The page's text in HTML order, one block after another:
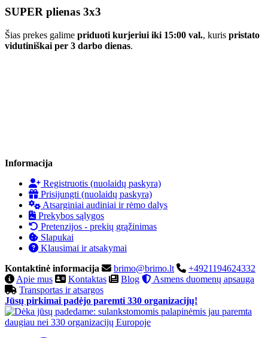
SUPER plienas 3x3
Šias prekes galime priduoti kurjeriui iki 15:00 val., kuris pristato
vidutiniškai per 3 darbo dienas.
Informacija
Registruotis (nuolaidų paskyra)
Prisijungti (nuolaidų paskyra)
Atsarginiai audiniai ir rėmo dalys
Prekybos sąlygos
Pretenzijos - prekių grąžinimas
Slapukai
Klausimai ir atsakymai
Kontaktinė informacija
brimo@brimo.lt
+4921194624332
Apie mus
Kontaktas Blog
Asmens duomenų apsauga
Transportas ir atsargos
Jūsų pirkimai padėjo paremti 330 organizacijų!